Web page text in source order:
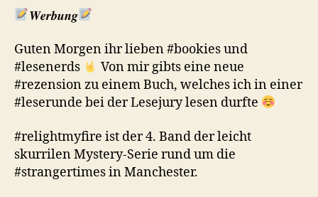
𝑾𝒆𝒓𝒃𝒖𝒏𝒈
Guten Morgen ihr lieben #bookies und
#lesenerds
Von mir gibts eine neue
#rezension zu einem Buch, welches ich in einer
#leserunde bei der Lesejury lesen durfte
#relightmyfire ist der 4. Band der leicht
skurrilen Mystery-Serie rund um die
#strangertimes in Manchester.